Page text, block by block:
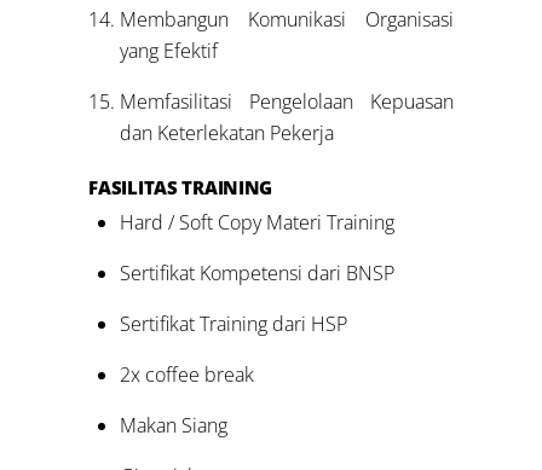
Membangun Komunikasi Organisasi
yang Efektif
Memfasilitasi Pengelolaan Kepuasan
dan Keterlekatan Pekerja
FASILITASTRAINING
Hard / Soft Copy Materi Training
Sertifikat Kompetensi dari BNSP
Sertifikat Training dari HSP
2x coffee break
Makan Siang